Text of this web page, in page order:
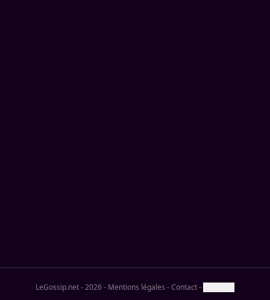
LeGossip.net - 2026- Mentions légales -Contact-